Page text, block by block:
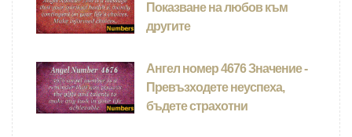
Показване на любов към
другите
Ангел номер 4676 Значение -
Превъзходете неуспеха,
бъдете страхотни